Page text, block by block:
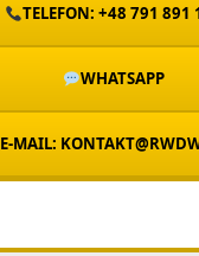
TELEFON: +48 791 891
WHATSAPP
E-MAIL: